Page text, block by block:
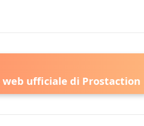
web ufficiale di Prostaction